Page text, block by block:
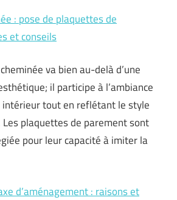
: pose de plaquettes de
et conseils
cheminée va bien au-delà d’une
il participe à l’ambiance
intérieur tout en reflétant le style
plaquettes de parement sont
pour leur capacité à imiter la
d’aménagement : raisons et